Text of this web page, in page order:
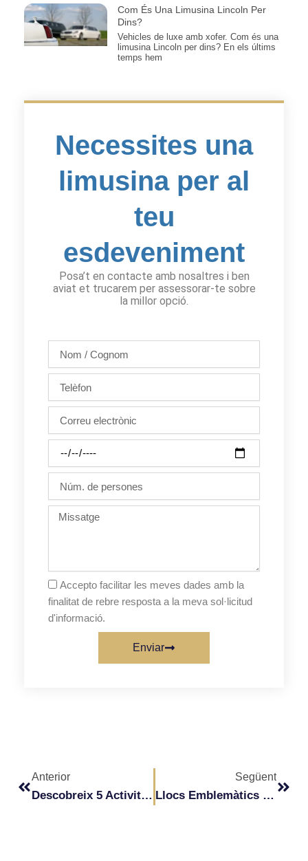
Com És Una Limusina Lincoln Per
Dins?
Vehicles de luxe amb xofer. Com és una
limusina Lincoln per dins? En els últims
temps hem
Necessites una
limusina per al
teu
esdeveniment
Posa’t en contacte amb nosaltres i ben
aviat et trucarem per assessorar-te sobre
la millor opció.
Cognom
electrònic
la
festa
persones
Missatge
Accepto facilitar les meves dades amb la
finalitat de rebre resposta a la meva sol·licitud
d'informació.
Enviar
Anterior
Descobreix 5 Activitats Increïbles Per Gaudir En Una Hummer
Següent
Llocs Emblemàtics De Barcelona Per Recórrer En Hummer.